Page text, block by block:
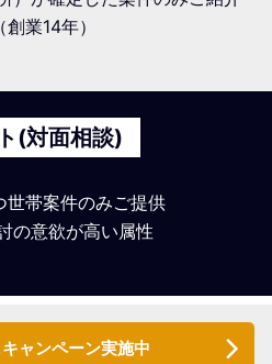
業14年）
(対面相談)
帯案件のみご提供
の意欲が高い属性
ャンペーン実施中